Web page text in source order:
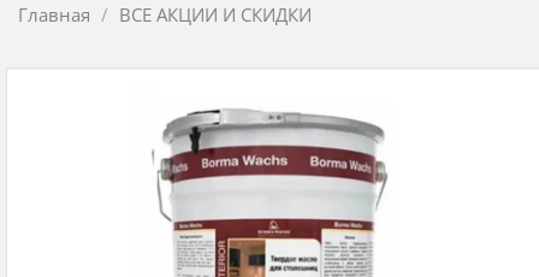
Главная ВСЕ АКЦИИ И СКИДКИ